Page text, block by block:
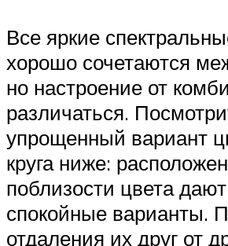
Все яркие
хорошо сочетаются
но настроение от
различаться.
упрощенный вариант
круга ниже:
поблизости цвета
спокойные варианты.
отдаления их друг от